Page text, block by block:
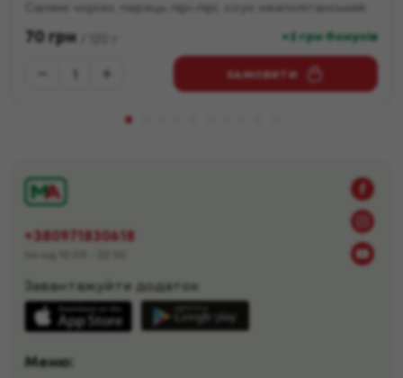
Салямі чорізо, перець пірі-пірі, соус неаполітанський.
70грн +2 грн бонусів
ЗАМОВИТИ
+380971830618
Завантажуйте додаток
Меню: